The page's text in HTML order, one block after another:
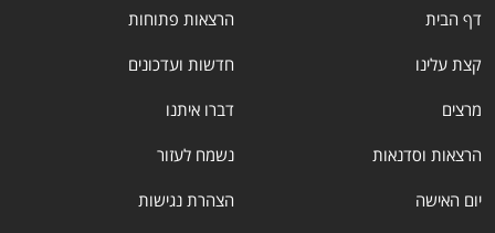
דף הבית
קצת עלינו
מרצים
הרצאות וסדנאות
יום האישה
הרצאות פתוחות
חדשות ועדכונים
דברו איתנו
נשמח לעזור
הצהרת נגישות